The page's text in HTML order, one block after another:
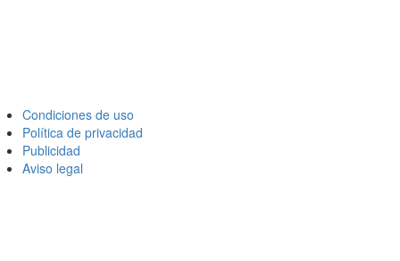
Condiciones de uso
Política de privacidad
Publicidad
Aviso legal